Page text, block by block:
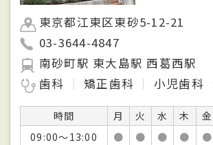
東京都江東区東砂5-12-21
03-3644-4847
南砂町駅 東大島駅 西葛西駅
歯科
矯正歯科 小児歯科
時間 月 火 水 木 金
09:00～13:00
● ● ● ● ●